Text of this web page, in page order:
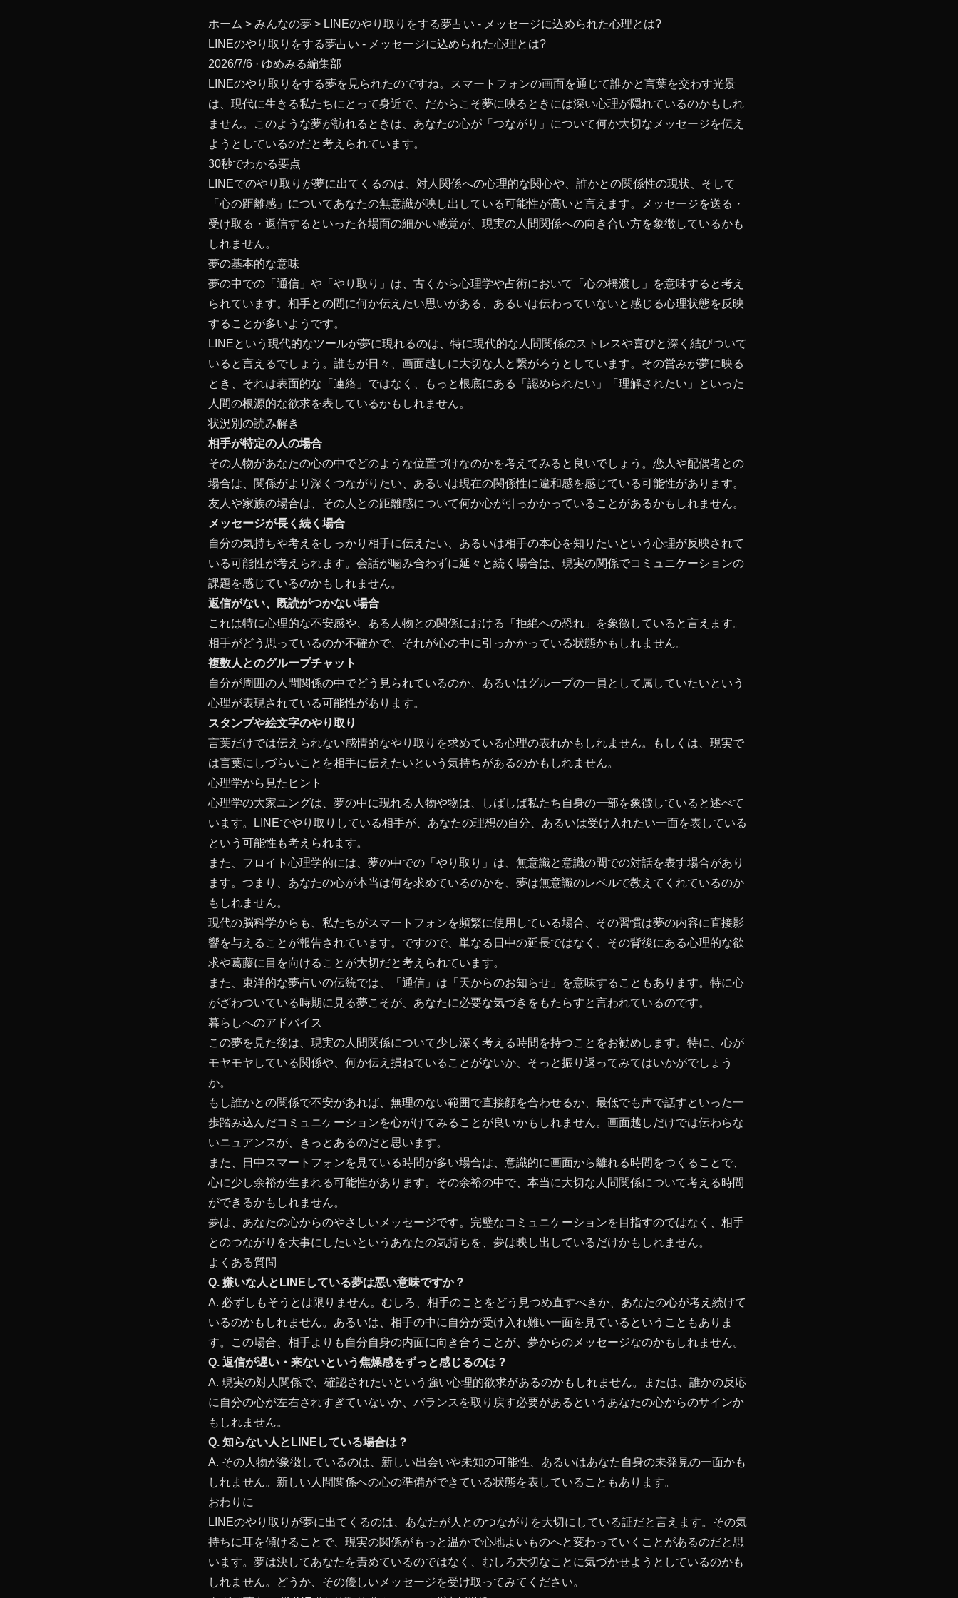
ホーム > みんなの夢 > LINEのやり取りをする夢占い - メッセージに込められた心理とは?
LINEのやり取りをする夢占い - メッセージに込められた心理とは?
2026/7/6 · ゆめみる編集部
LINEのやり取りをする夢を見られたのですね。スマートフォンの画面を通じて誰かと言葉を交わす光景
は、現代に生きる私たちにとって身近で、だからこそ夢に映るときには深い心理が隠れているのかもしれ
ません。このような夢が訪れるときは、あなたの心が「つながり」について何か大切なメッセージを伝え
ようとしているのだと考えられています。
30秒でわかる要点
LINEでのやり取りが夢に出てくるのは、対人関係への心理的な関心や、誰かとの関係性の現状、そして
「心の距離感」についてあなたの無意識が映し出している可能性が高いと言えます。メッセージを送る・
受け取る・返信するといった各場面の細かい感覚が、現実の人間関係への向き合い方を象徴しているかも
しれません。
夢の基本的な意味
夢の中での「通信」や「やり取り」は、古くから心理学や占術において「心の橋渡し」を意味すると考え
られています。相手との間に何か伝えたい思いがある、あるいは伝わっていないと感じる心理状態を反映
することが多いようです。
LINEという現代的なツールが夢に現れるのは、特に現代的な人間関係のストレスや喜びと深く結びついて
いると言えるでしょう。誰もが日々、画面越しに大切な人と繋がろうとしています。その営みが夢に映る
とき、それは表面的な「連絡」ではなく、もっと根底にある「認められたい」「理解されたい」といった
人間の根源的な欲求を表しているかもしれません。
状況別の読み解き
相手が特定の人の場合
その人物があなたの心の中でどのような位置づけなのかを考えてみると良いでしょう。恋人や配偶者との
場合は、関係がより深くつながりたい、あるいは現在の関係性に違和感を感じている可能性があります。
友人や家族の場合は、その人との距離感について何か心が引っかかっていることがあるかもしれません。
メッセージが長く続く場合
自分の気持ちや考えをしっかり相手に伝えたい、あるいは相手の本心を知りたいという心理が反映されて
いる可能性が考えられます。会話が噛み合わずに延々と続く場合は、現実の関係でコミュニケーションの
課題を感じているのかもしれません。
返信がない、既読がつかない場合
これは特に心理的な不安感や、ある人物との関係における「拒絶への恐れ」を象徴していると言えます。
相手がどう思っているのか不確かで、それが心の中に引っかかっている状態かもしれません。
複数人とのグループチャット
自分が周囲の人間関係の中でどう見られているのか、あるいはグループの一員として属していたいという
心理が表現されている可能性があります。
スタンプや絵文字のやり取り
言葉だけでは伝えられない感情的なやり取りを求めている心理の表れかもしれません。もしくは、現実で
は言葉にしづらいことを相手に伝えたいという気持ちがあるのかもしれません。
心理学から見たヒント
心理学の大家ユングは、夢の中に現れる人物や物は、しばしば私たち自身の一部を象徴していると述べて
います。LINEでやり取りしている相手が、あなたの理想の自分、あるいは受け入れたい一面を表している
という可能性も考えられます。
また、フロイト心理学的には、夢の中での「やり取り」は、無意識と意識の間での対話を表す場合があり
ます。つまり、あなたの心が本当は何を求めているのかを、夢は無意識のレベルで教えてくれているのか
もしれません。
現代の脳科学からも、私たちがスマートフォンを頻繁に使用している場合、その習慣は夢の内容に直接影
響を与えることが報告されています。ですので、単なる日中の延長ではなく、その背後にある心理的な欲
求や葛藤に目を向けることが大切だと考えられています。
また、東洋的な夢占いの伝統では、「通信」は「天からのお知らせ」を意味することもあります。特に心
がざわついている時期に見る夢こそが、あなたに必要な気づきをもたらすと言われているのです。
暮らしへのアドバイス
この夢を見た後は、現実の人間関係について少し深く考える時間を持つことをお勧めします。特に、心が
モヤモヤしている関係や、何か伝え損ねていることがないか、そっと振り返ってみてはいかがでしょう
か。
もし誰かとの関係で不安があれば、無理のない範囲で直接顔を合わせるか、最低でも声で話すといった一
歩踏み込んだコミュニケーションを心がけてみることが良いかもしれません。画面越しだけでは伝わらな
いニュアンスが、きっとあるのだと思います。
また、日中スマートフォンを見ている時間が多い場合は、意識的に画面から離れる時間をつくることで、
心に少し余裕が生まれる可能性があります。その余裕の中で、本当に大切な人間関係について考える時間
ができるかもしれません。
夢は、あなたの心からのやさしいメッセージです。完璧なコミュニケーションを目指すのではなく、相手
とのつながりを大事にしたいというあなたの気持ちを、夢は映し出しているだけかもしれません。
よくある質問
Q. 嫌いな人とLINEしている夢は悪い意味ですか？
A. 必ずしもそうとは限りません。むしろ、相手のことをどう見つめ直すべきか、あなたの心が考え続けて
いるのかもしれません。あるいは、相手の中に自分が受け入れ難い一面を見ているということもありま
す。この場合、相手よりも自分自身の内面に向き合うことが、夢からのメッセージなのかもしれません。
Q. 返信が遅い・来ないという焦燥感をずっと感じるのは？
A. 現実の対人関係で、確認されたいという強い心理的欲求があるのかもしれません。または、誰かの反応
に自分の心が左右されすぎていないか、バランスを取り戻す必要があるというあなたの心からのサインか
もしれません。
Q. 知らない人とLINEしている場合は？
A. その人物が象徴しているのは、新しい出会いや未知の可能性、あるいはあなた自身の未発見の一面かも
しれません。新しい人間関係への心の準備ができている状態を表していることもあります。
おわりに
LINEのやり取りが夢に出てくるのは、あなたが人とのつながりを大切にしている証だと言えます。その気
持ちに耳を傾けることで、現実の関係がもっと温かで心地よいものへと変わっていくことがあるのだと思
います。夢は決してあなたを責めているのではなく、むしろ大切なことに気づかせようとしているのかも
しれません。どうか、その優しいメッセージを受け取ってみてください。